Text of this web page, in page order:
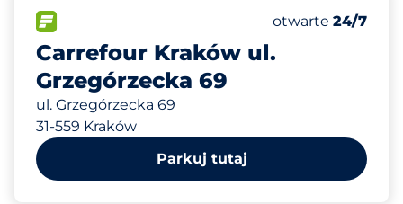
Carrefour Kraków ul.
Grzegórzecka 69
ul. Grzegórzecka 69
31-559 Kraków
Liczba miejsc
Całkowita
Sobota
otwarte 24/7
727 m
Parkuj tutaj